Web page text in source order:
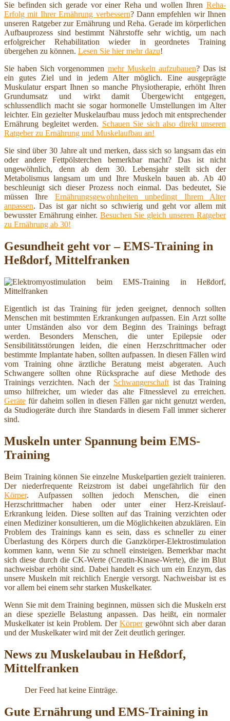
Sie befinden sich gerade vor einer Reha und wollen Ihren Reha-
Erfolg mit Ihrer Ernährung verbessern? Dann empfehlen wir Ihnen
unseren Ratgeber zur Ernährung und Reha. Gerade im körperlichen
Aufbauprozess sind bestimmt Nährstoffe sehr wichtig, um nach
erfolgreicher Rehabilitation wieder in geordnetes Training
übergehen zu können. Lesen Sie hier mehr dazu!
Sie haben Sich vorgenommen mehr Muskeln aufzubauen? Das ist
ein gutes Ziel und in jedem Alter möglich. Eine ausgeprägte
Muskulatur erspart Ihnen so manche Physiotherapie, erhöht Ihren
Grundumsatz und wirkt damit Übergewicht entgegen,
schlussendlich macht sie sogar hormonelle Umstellungen im Alter
leichter. Ein gezielter Muskelaufbau muss jedoch mit entsprechender
Ernährung begleitet werden. Schauen Sie sich also direkt unseren
Ratgeber zu Ernährung und Muskelaufbau an!
Sie sind über 30 Jahre alt und merken, dass sich so langsam das ein
oder andere Fettpölsterchen bemerkbar macht? Das ist nicht
ungewöhnlich, denn ab dem 30. Lebensjahr stellt sich der
Metabolismus langsam um und Ihre Muskeln bauen ab. Ab 40
beschleunigt sich dieser Prozess noch einmal. Das bedeutet, Sie
müssen Ihre Ernährungsgewohnheiten unbedingt Ihrem Alter
anpassen. Das ist gar nicht so schwierig und geht vor allem mit
bewusster Ernährung einher. Besuchen Sie gleich unseren Ratgeber
zu Ernährung ab 30!
Gesundheit geht vor – EMS-Training in
Heßdorf, Mittelfranken
Eigentlich ist das Training für jeden geeignet, dennoch sollten
Menschen mit bestimmten Erkrankungen aufpassen. Ein Arzt sollte
unter Umständen also vor dem Beginn des Trainings befragt
werden. Besonders Menschen, die unter Epilepsie oder
Sensibilitätsstörungen leiden, die einen Herzschrittmacher oder
bestimmte Implantate haben, sollten aufpassen. In diesen Fällen wird
vom Training ohne ärztliche Beratung meist abgeraten. Auch
Schwangere sollten ohne Rücksprache auf diese Methode des
Trainings verzichten. Nach der Schwangerschaftist das Training
umso hilfreicher, um wieder das alte Fitnesslevel zu erreichen.
Geräte für daheim sollen in diesen Fällen gar nicht genutzt werden,
da Studiogeräte durch ihre Standards in diesem Fall immer sicherer
sind.
Muskeln unter Spannung beim EMS-
Training
Beim Training können Sie einzelne Muskelpartien gezielt trainieren.
Der niederfrequente Reizstrom ist dabei ungefährlich für den
Körper. Aufpassen sollten jedoch Menschen, die einen
Herzschrittmacher haben oder unter einer Herz-Kreislauf-
Erkrankung leiden. Diese sollten auf das Training verzichten oder
einen Mediziner konsultieren, um die Möglichkeiten abzuklären. Ein
Problem des Trainings kann es sein, dass es schneller zu einer
Überlastung des Körpers durch die Ganzkörper-Elektrostimulation
kommen kann, wenn Sie zu schnell einsteigen. Bemerkbar macht
sich diese durch die CK-Werte (Creatin-Kinase-Werte), die im Blut
nachweisbar erhöht sind. Dabei handelt es sich um ein Enzym, das
unsere Muskeln mit reichlich Energie versorgt. Nachweisbar ist es
vor allem bei einem sehr starken Muskelkater.
Wenn Sie mit dem Training beginnen, müssen sich die Muskeln erst
an diese spezielle Belastung anpassen. Das heißt, ein normaler
Muskelkater ist kein Problem. Der Körpergewöhnt sich aber daran
und der Muskelkater wird mit der Zeit deutlich geringer.
News zu Muskelaubau in Heßdorf,
Mittelfranken
Der Feed hat keine Einträge.
Gute Ernährung und EMS-Training in